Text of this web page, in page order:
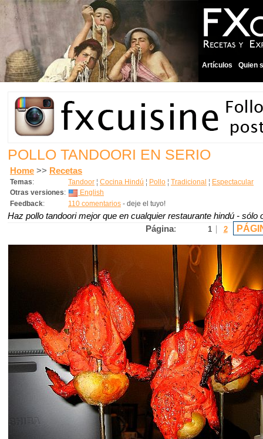
Artículos Quien
POLLO TANDOORI EN SERIO
Home >> Recetas
Temas: Tandoor ¦ Cocina Hindú ¦ Pollo ¦ Tradicional ¦ Espectacular
Otras versiones:
English
Feedback: 110 comentarios - deje el tuyo!
Haz pollo tandoori mejor que en cualquier restaurante hindú - sólo
Página: 1 2